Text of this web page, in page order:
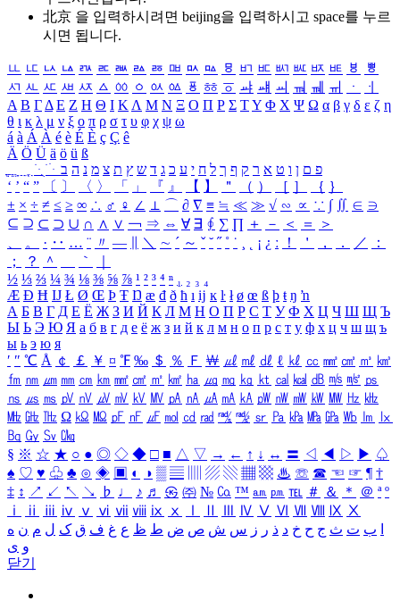
北京 을 입력하시려면 beijing을 입력하시고 space를 누르
시면 됩니다.
ㅥ ㅦ ㅧ ㅨ ㅩ ㅪ ㅫ ㅬ ㅭ ㅮ ㅯ ㅰ ㅱ ㅲ ㅳ ㅴ ㅵ ㅶ ㅷ ㅸ
ㅹ
ㅺ ㅻ ㅼ ㅽ ㅾ ㅿ ㆀ ㆁ ㆂ ㆃ ㆄ ㆅ ㆆ ㆇ ㆈ ㆉ ㆊ ㆋ ㆌ ㆍ
ㆎ
Α Β ΓΔ Ε Ζ Η Θ Ι ΚΛ Μ Ν Ξ Ο Π Ρ Σ ΤΥ Φ Χ Ψ Ω α β γ δ ε ζ η
θ ι κ λ μ ν ξ ο π ρ σ τ υ φ χ ψ ω
á à Á À é è É È ç Ç ê
Ä Ö Ü ä ö ü ß
ִֶֹ ֻּ ׁׂ פ ם ן ו ט א ר ק ף ך ל ח י ע כ ג ד ש ץ ת צ מ נ ה ב
‘ ’ “ ” 〔 〕 〈 〉 「 」 『 』 【 】 ＂ （ ） ［ ］ ｛ ｝
± × ÷ ≠ ≤ ≥ ∞ ∴ ♂ ♀ ∠ ⊥ ⌒ ∂ ∇ ≡ ≒ ≪ ≫ √ ∽ ∝ ∵ ∫ ∬ ∈ ∋
⊆ ⊇ ⊂ ⊃ ∪ ∩ ∧ ∨ ￢ ⇒ ⇔ ∀ ∃ ∮ ∑ ∏ ＋ － ＜ ＝
＞
、
。 · ‥ … ¨ 〃 ― ＼ ∼ ´ ～ ˇ ˘ ˝ ˚ ˙ ¸ ¡ ¿ ː ！ ＇ ， ． ／
：
；
？ ＾ ｀
½ ⅓ ⅔ ¼ ¾ ⅛ ⅜ ⅝ ⅞ ¹ ² ³ ⁴ ⁿ ₁ ₂ ₃ ₄
Æ Ð Ħ Ĳ Ł Ø Œ Þ Ŧ Ŋ æ đ ð ħ ı ĳ ĸ ŀ ł ø œ ß þ ŧ ŋ ŉ
А Б В Г Д Е Ё Ж З И Й К Л М Н О П Р С Т У Ф Х Ц Ч Ш Щ Ъ
Ы Ь Э Ю Я а б в г д е ё ж з и й к л м н о п р с т у ф х ц ч ш щ ъ
ы ь э ю я
′ ″ ℃ Å ￠ ￡ ￥ ¤ ℉ ‰ ＄ ％ Ｆ ￦ ㎕ ㎖ ㎗ ℓ ㎘ ㏄ ㎣ ㎤ ㎥ ㎦
㎙ ㎚ ㎛ ㎜ ㎝ ㎞ ㎟ ㎠ ㎡ ㎢ ㏊ ㎍ ㎎ ㎏ ㏏ ㎈ ㎉ ㏈ ㎧ ㎨ ㎰
㎱ ㎲ ㎳ ㎴ ㎵ ㎶ ㎷ ㎸ ㎹ ㎀ ㎁ ㎂ ㎃ ㎄ ㎺ ㎻ ㎽ ㎾ ㎿ ㎐ ㎑
㎒ ㎓ ㎔ Ω ㏀ ㏁ ㎊ ㎋ ㎌ ㏖ ㏅ ㎭ ㎮ ㎯ ㏛ ㎩ ㎪ ㎫ ㎬ ㏝ ㏐
㏓
㏃ ㏉ ㏜ ㏆
§ ※ ☆ ★ ○ ● ◎ ◇ ◆ □ ■ △ ▽ → ← ↑ ↓ ↔ 〓 ◁ ◀ ▷ ▶ ♤
♠ ♡ ♥ ♧ ♣ ⊙ ◈ ▣ ◐ ◑ ▒ ▤ ▨ ▧ ▦ ▩ ♨ ☏ ☎ ☜ ☞ ¶ †
‡ ↕ ↗ ↙ ↖ ↘ ♭ ♩ ♪ ♬ ㉿ ㈜ № ㏇ ™ ㏂ ㏘ ℡ ＃ ＆ ＊ ＠ ª º
ⅰ
ⅱ ⅲ ⅳ ⅴ ⅵ ⅶ ⅷ ⅸ ⅹ Ⅳ Ⅴ Ⅵ Ⅶ Ⅷ Ⅸ Ⅹ
ب ت ث ج ح خ د ذ ر ز س ش ص ض ط ظ ع غ ف ق ک ل م ن ه
و ی
닫기